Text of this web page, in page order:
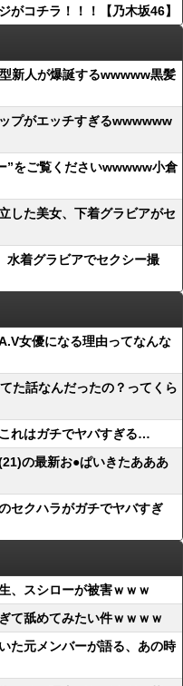
がコチラ！！！【乃木坂46】
新人が爆誕するwwwww黒髪
プがエッチすぎるwwwwww
”をご覧くださいwwwww小倉
した美女、下着グラビアがセ
水着グラビアでセクシー撮
女優になる理由ってなんな
た話なんだったの？ってくら
れはガチでヤバすぎる…
の最新お●ぱいきたあああ
セクハラがガチでヤバすぎ
、スシローが被害ｗｗｗ
て舐めてみたい件ｗｗｗｗ
た元メンバーが語る、あの時